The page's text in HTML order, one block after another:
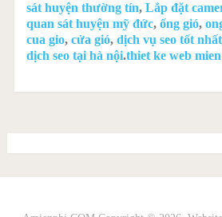
sát huyện thường tín, Lắp đặt
quan sát huyện mỹ đức, ống gió,
cua gio, cửa gió, dịch vụ seo tốt nhất
dịch seo tại hà nội.thiet ke web